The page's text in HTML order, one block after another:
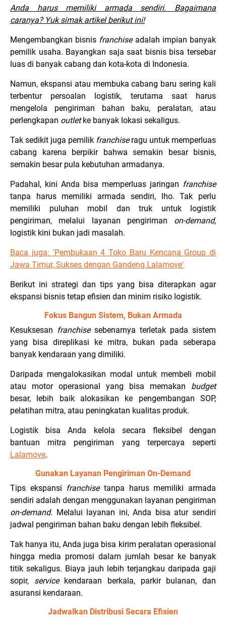
Anda harus memiliki armada sendiri. Bagaimana
caranya? Yuk simak artikel berikut ini!
Mengembangkan bisnis franchiseadalah impian banyak
pemilik usaha. Bayangkan saja saat bisnis bisa tersebar
luas di banyak cabang dan kota-kota di Indonesia.
Namun, ekspansi atau membuka cabang baru sering kali
terbentur persoalan logistik, terutama saat harus
mengelola pengiriman bahan baku, peralatan, atau
perlengkapan outletke banyak lokasi sekaligus.
Tak sedikit juga pemilik franchiseragu untuk memperluas
cabang karena berpikir bahwa semakin besar bisnis,
semakin besar pula kebutuhan armadanya.
Padahal, kini Anda bisa memperluas jaringan franchise
tanpa harus memiliki armada sendiri, lho. Tak perlu
memiliki puluhan mobil dan truk untuk logistik
pengiriman, melalui layanan pengiriman on-demand,
logistik kini bukan jadi masalah.
Baca juga: 'Pembukaan 4 Toko Baru Kencana Group di
Jawa Timur, Sukses dengan Gandeng Lalamove'
Berikut ini strategi dan tips yang bisa diterapkan agar
ekspansi bisnis tetap efisien dan minim risiko logistik.
Fokus Bangun Sistem, Bukan Armada
Kesuksesan franchise sebenarnya terletak pada sistem
yang bisa direplikasi ke mitra, bukan pada seberapa
banyak kendaraan yang dimiliki.
Daripada mengalokasikan modal untuk membeli mobil
atau motor operasional yang bisa memakan budget
besar, lebih baik alokasikan ke pengembangan SOP,
pelatihan mitra, atau peningkatan kualitas produk.
Logistik bisa Anda kelola secara fleksibel dengan
bantuan mitra pengiriman yang terpercaya seperti
Lalamove.
Gunakan Layanan Pengiriman On-Demand
Tips ekspansi franchisetanpa harus memiliki armada
sendiri adalah dengan menggunakan layanan pengiriman
on-demand. Melalui layanan ini, Anda bisa atur sendiri
jadwal pengiriman bahan baku dengan lebih fleksibel.
Tak hanya itu, Anda juga bisa kirim peralatan operasional
hingga media promosi dalam jumlah besar ke banyak
titik sekaligus. Biaya jauh lebih terjangkau daripada gaji
sopir, service kendaraan berkala, parkir bulanan, dan
asuransi kendaraan.
Jadwalkan Distribusi Secara Efisien